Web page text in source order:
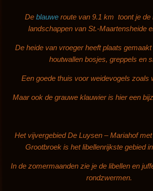
De blauwe route van 9.1 km toont je de
landschappen van St.-Maartensheide
De heide van vroeger heeft plaats
houtwallen bosjes, greppels en
Een goede thuis voor weidevogels zoals
Maar ook de grauwe klauwier is hier een
Het vijvergebied De Luysen – Mariahof
Grootbroek is het libellenrijkste gebied
In de zomermaanden zie je de libellen en
rondzwermen.